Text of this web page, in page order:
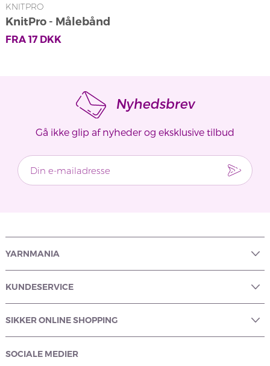
KNITPRO
KnitPro - Målebånd
FRA 17DKK
Nyhedsbrev
Gå ikke glip af nyheder og eksklusive tilbud
YARNMANIA
KUNDESERVICE
SIKKER ONLINE SHOPPING
SOCIALE MEDIER